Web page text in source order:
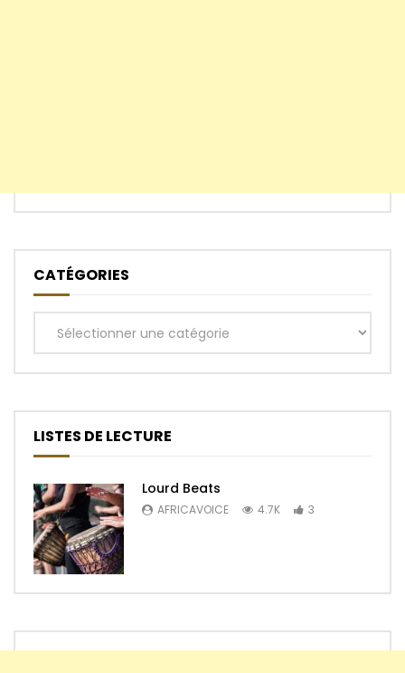
CATÉGORIES
Catégories
LISTES DE LECTURE
Lourd Beats
AFRICAVOICE 4.7K 3